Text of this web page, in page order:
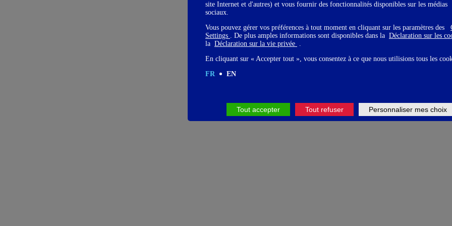
site Internet et d'autres) et vous fournir des fonctionnalités disponibles sur les médias
sociaux.
Vous pouvez gérer vos préférences à tout moment en cliquant sur les paramètres des
Settings . De plus amples informations sont disponibles dans la Déclaration sur les
la Déclaration sur la vie privée .
En cliquant sur « Accepter tout », vous consentez à ce que nous utilisions tous les
FR
EN
Tout accepter Tout refuser Personnaliser mes choix